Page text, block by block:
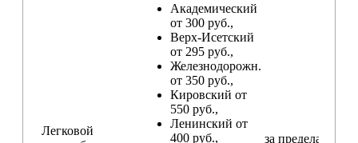
Легковой
Академический
от 300 руб.,
Верх-Исетский
от 295 руб.,
Железнодорожн.
от 350 руб.,
Кировский от
550 руб.,
Ленинский от
400 руб.,
за пределами